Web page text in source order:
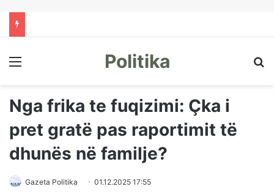
Menu Politika
Nga frika te fuqizimi: Çka i
pret gratë pas raportimit të
dhunës në familje?
Gazeta Politika 01.12.2025 17:55